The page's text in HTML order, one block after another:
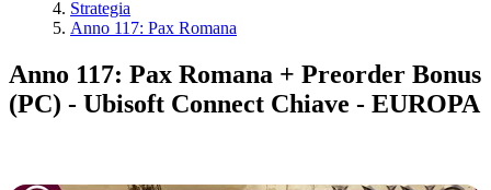
Strategia
Anno 117: Pax Romana
Anno 117: Pax Romana + Preorder Bonus
(PC) - Ubisoft Connect Chiave - EUROPA